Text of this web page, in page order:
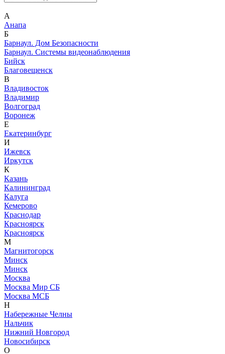
А
Анапа
Б
Барнаул. Дом Безопасности
Барнаул. Системы видеонаблюдения
Бийск
Благовещенск
В
Владивосток
Владимир
Волгоград
Воронеж
Е
Екатеринбург
И
Ижевск
Иркутск
К
Казань
Калининград
Калуга
Кемерово
Краснодар
Красноярск
Красноярск
М
Магнитогорск
Минск
Минск
Москва
Москва Мир СБ
Москва МСБ
Н
Набережные Челны
Нальчик
Нижний Новгород
Новосибирск
О